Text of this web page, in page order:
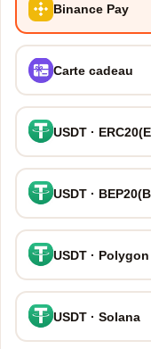
Binance Pay
Carte cadeau
USDT ·
USDT ·
USDT · Polygon
USDT · Solana